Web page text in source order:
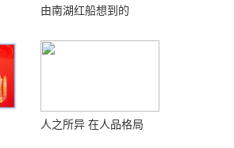
由南湖红船想到的
人之所异 在人品格局